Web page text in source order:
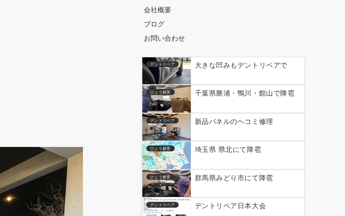
会社概要
ブログ
お問い合わせ
デントリペア 大きな凹みもデントリペアで
ひょう被害 千葉県勝浦・鴨川・館山で降雹
デントリペア 新品パネルのヘコミ修理
ひょう被害 埼玉県 県北にて降雹
ひょう被害 群馬県みどり市にて降雹
デントリペア デントリペア日本大会